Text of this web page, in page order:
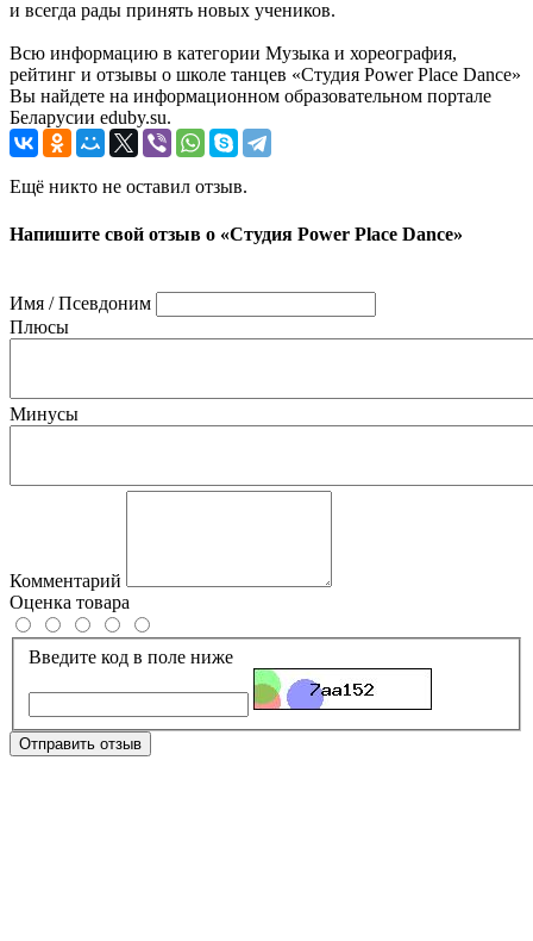
и всегда рады принять новых учеников.
Всю информацию в категории Музыка и хореография,
рейтинг и отзывы о школе танцев «Студия Power Place Dance»
Вы найдете на информационном образовательном портале
Беларусии eduby.su.
Ещё никто не оставил отзыв.
Напишите свой отзыв о «Студия Power Place Dance»
Имя / Псевдоним
Плюсы
Минусы
Комментарий
Оценка товара
Введите код в поле ниже
Отправить отзыв